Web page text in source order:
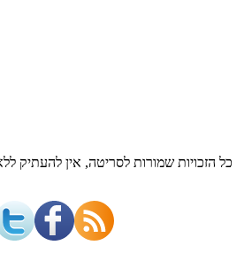
© כל הזכויות שמורות לסריטה, אין להעתיק